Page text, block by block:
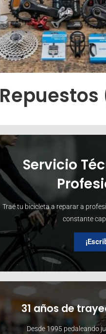
Repuestos
Servicio
Traé tu bicicleta a reparar a
constante
31 años de
Desde 1995 pedaleando